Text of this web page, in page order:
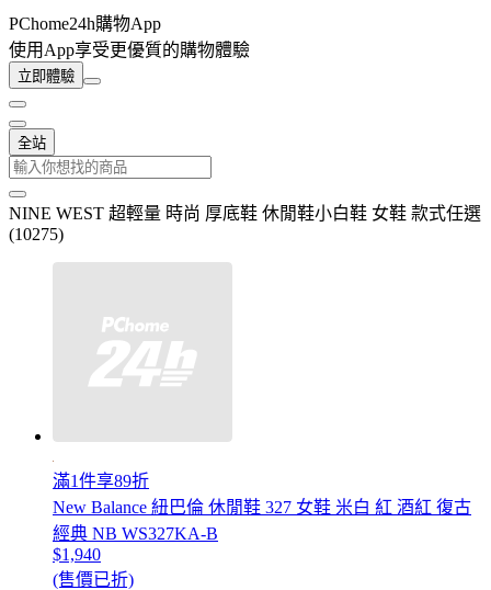
PChome24h購物App
使用App享受更優質的購物體驗
立即體驗
全站
NINE WEST 超輕量 時尚 厚底鞋 休閒鞋小白鞋 女鞋 款式任選
(10275)
滿1件享89折
New Balance 紐巴倫 休閒鞋 327 女鞋 米白 紅 酒紅 復古
經典 NB WS327KA-B
$1,940
(售價已折)